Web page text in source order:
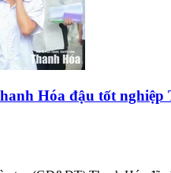
Hóa đậu tốt nghiệp